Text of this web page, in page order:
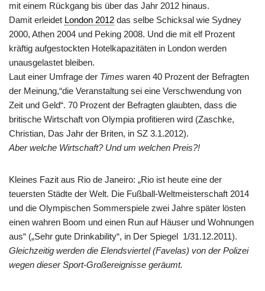
mit einem Rückgang bis über das Jahr 2012 hinaus.
Damit erleidet London 2012 das selbe Schicksal wie Sydney
2000, Athen 2004 und Peking 2008. Und die mit elf Prozent
kräftig aufgestockten Hotelkapazitäten in London werden
unausgelastet bleiben.
Laut einer Umfrage der Times waren 40 Prozent der Befragten
der Meinung,“die Veranstaltung sei eine Verschwendung von
Zeit und Geld“. 70 Prozent der Befragten glaubten, dass die
britische Wirtschaft von Olympia profitieren wird (Zaschke,
Christian, Das Jahr der Briten, in SZ 3.1.2012).
Aber welche Wirtschaft? Und um welchen Preis?!
Kleines Fazit aus Rio de Janeiro: „Rio ist heute eine der
teuersten Städte der Welt. Die Fußball-Weltmeisterschaft 2014
und die Olympischen Sommerspiele zwei Jahre später lösten
einen wahren Boom und einen Run auf Häuser und Wohnungen
aus“ („Sehr gute Drinkability“, in Der Spiegel 1/31.12.2011).
Gleichzeitig werden die Elendsviertel (Favelas) von der Polizei
wegen dieser Sport-Großereignisse geräumt.